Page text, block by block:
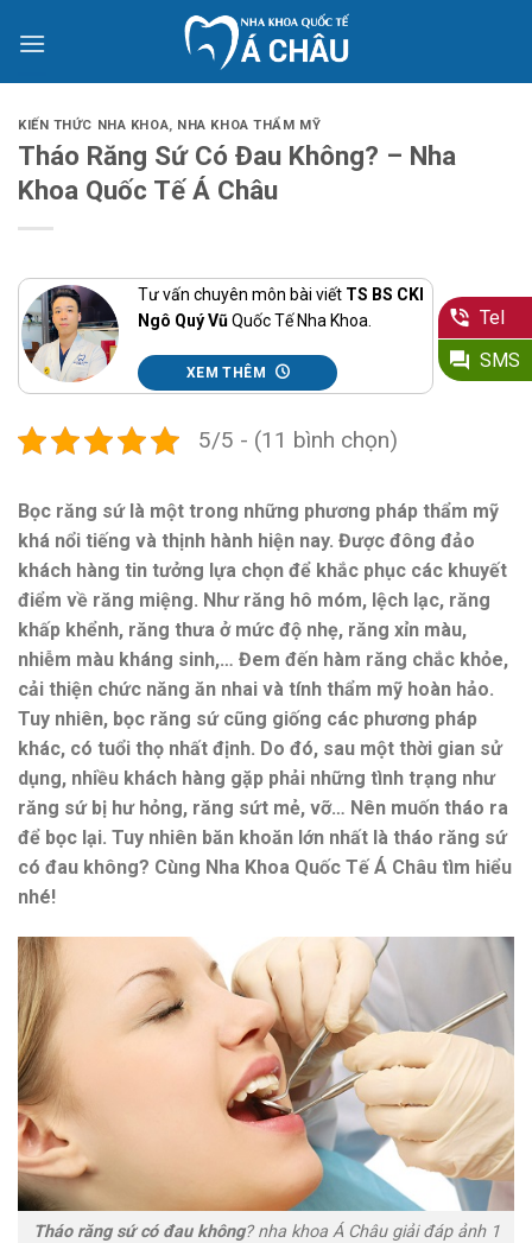
KIẾN THỨC NHA KHOA, NHA KHOA THẨM MỸ
Tháo Răng Sứ Có Đau Không? – Nha
Khoa Quốc Tế Á Châu
Tư vấn chuyên môn bài viết TS BS CKI
Ngô Quý VũQuốc Tế Nha Khoa.
XEM THÊM
5/5 - (11 bình chọn)
Bọc răng sứ là một trong những phương pháp thẩm mỹ
khá nổi tiếng và thịnh hành hiện nay. Được đông đảo
khách hàng tin tưởng lựa chọn để khắc phục các khuyết
điểm về răng miệng. Như răng hô móm, lệch lạc, răng
khấp khểnh, răng thưa ở mức độ nhẹ, răng xỉn màu,
nhiễm màu kháng sinh,… Đem đến hàm răng chắc khỏe,
cải thiện chức năng ăn nhai và tính thẩm mỹ hoàn hảo.
Tuy nhiên, bọc răng sứ cũng giống các phương pháp
khác, có tuổi thọ nhất định. Do đó, sau một thời gian sử
dụng, nhiều khách hàng gặp phải những tình trạng như
răng sứ bị hư hỏng, răng sứt mẻ, vỡ… Nên muốn tháo ra
để bọc lại. Tuy nhiên băn khoăn lớn nhất là tháo răng sứ
có đau không? Cùng Nha Khoa Quốc Tế Á Châu tìm hiểu
nhé!
Tháo răng sứ có đau không? nha khoa Á Châu giải đáp ảnh 1
Tel
SMS